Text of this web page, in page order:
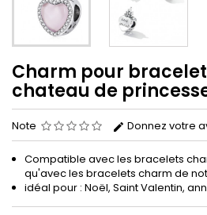
Charm pour
chateau de
Note Donnez votre
Compatible avec les bracelets
qu'avec les bracelets charm de
idéal pour : Noël, Saint Valentin,